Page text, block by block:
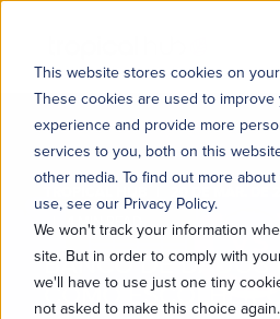
This website stores cookies on
These cookies are used to improve
experience and provide more
services to you, both on this
other media. To find out more
use, see our Privacy Policy.
We won't track your information
site. But in order to comply with
we'll have to use just one tiny
not asked to make this choice again.
4 MIN READ
BANCO DE DADOS
COMO ESCOLHER